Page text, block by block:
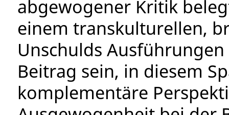
abgewogener Kritik
einem transkulturellen,
Unschulds
Beitrag sein, in diesem
komplementäre